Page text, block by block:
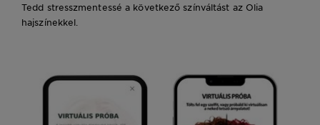
Tedd stresszmentessé a következő színváltást az Olia
hajszínekkel.